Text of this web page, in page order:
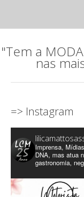
"Tem a
nas
=> Instagram
Imprensa,
DNA, mas atua
gastronomia,